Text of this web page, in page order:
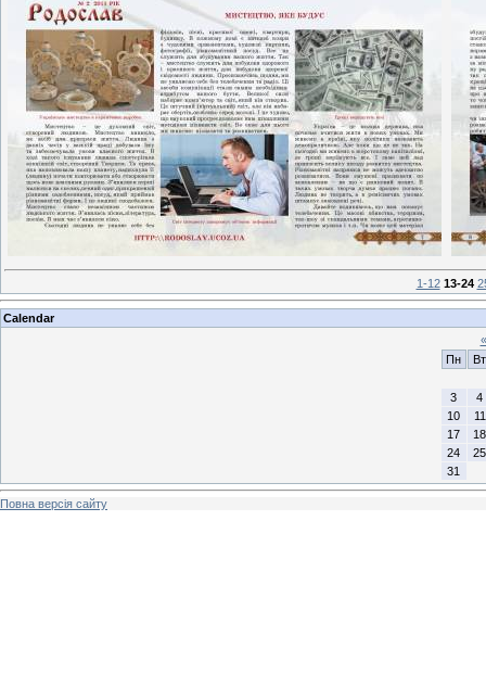
1-12 13-24
Calendar
«
Пн
Вт
3
4
10
11
17
18
24
25
31
Повна версія сайту